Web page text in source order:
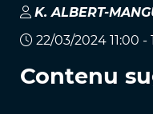
K.ALBERT-
22/03/2024 11:00 -
Contenu